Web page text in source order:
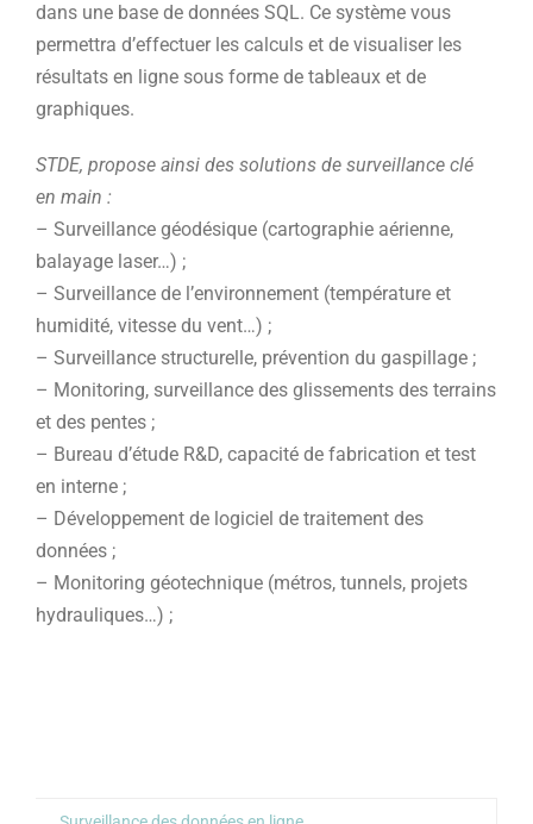
dans une base de données SQL. Ce système vous
permettra d’effectuer les calculs et de visualiser les
résultats en ligne sous forme de tableaux et de
graphiques.
STDE, propose ainsi des solutions de surveillance clé
en main :
– Surveillance géodésique (cartographie aérienne,
balayage laser…) ;
– Surveillance de l’environnement (température et
humidité, vitesse du vent…) ;
– Surveillance structurelle, prévention du gaspillage ;
– Monitoring, surveillance des glissements des terrains
et des pentes ;
– Bureau d’étude R&D, capacité de fabrication et test
en interne ;
– Développement de logiciel de traitement des
données ;
– Monitoring géotechnique (métros, tunnels, projets
hydrauliques…) ;